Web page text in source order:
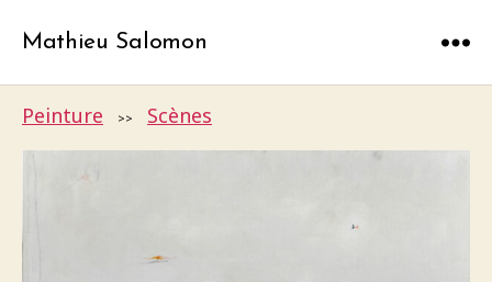
Mathieu Salomon
Peinture >> Scènes